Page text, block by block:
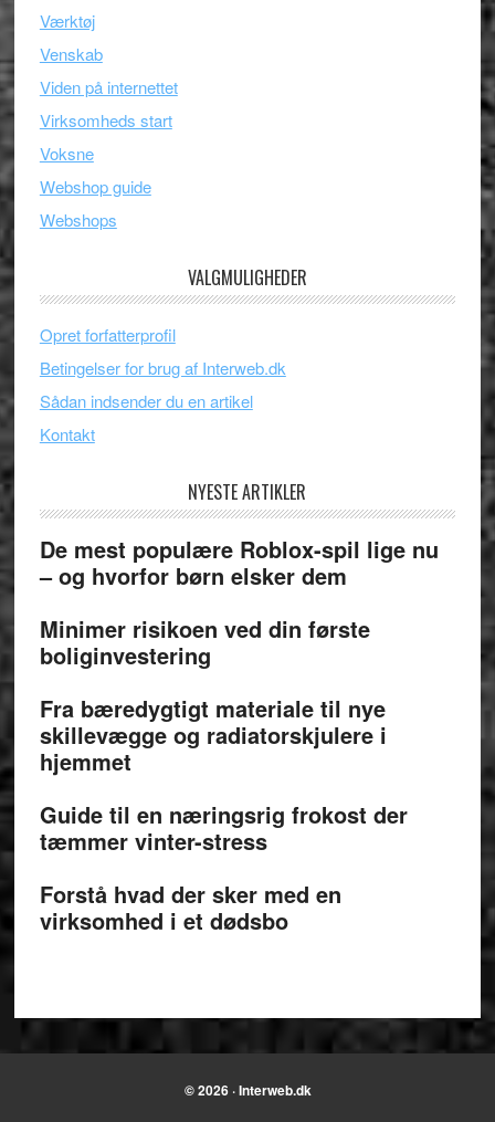
Værktøj
Venskab
Viden på internettet
Virksomheds start
Voksne
Webshop guide
Webshops
VALGMULIGHEDER
Opret forfatterprofil
Betingelser for brug af Interweb.dk
Sådan indsender du en artikel
Kontakt
NYESTE ARTIKLER
De mest populære Roblox-spil lige nu
– og hvorfor børn elsker dem
Minimer risikoen ved din første
boliginvestering
Fra bæredygtigt materiale til nye
skillevægge og radiatorskjulere i
hjemmet
Guide til en næringsrig frokost der
tæmmer vinter-stress
Forstå hvad der sker med en
virksomhed i et dødsbo
© 2026 · Interweb.dk